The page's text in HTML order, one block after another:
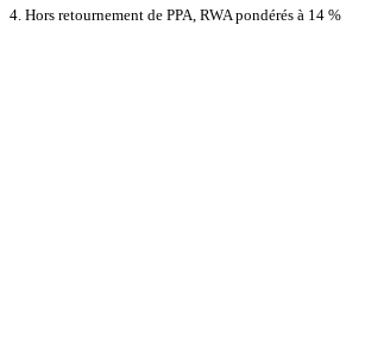
4. Hors retournement de PPA, RWA pondérés à 14 %